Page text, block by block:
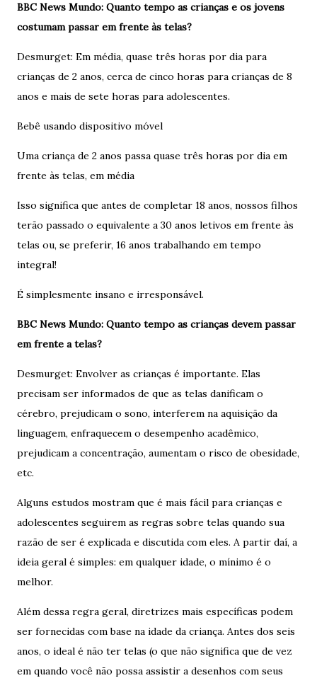
BBC News Mundo: Quanto tempo as crianças e os jovens
costumam passar em frente às telas?
Desmurget: Em média, quase três horas por dia para
crianças de 2 anos, cerca de cinco horas para crianças de 8
anos e mais de sete horas para adolescentes.
Bebê usando dispositivo móvel
Uma criança de 2 anos passa quase três horas por dia em
frente às telas, em média
Isso significa que antes de completar 18 anos, nossos filhos
terão passado o equivalente a 30 anos letivos em frente às
telas ou, se preferir, 16 anos trabalhando em tempo
integral!
É simplesmente insano e irresponsável.
BBC News Mundo: Quanto tempo as crianças devem passar
em frente a telas?
Desmurget: Envolver as crianças é importante. Elas
precisam ser informados de que as telas danificam o
cérebro, prejudicam o sono, interferem na aquisição da
linguagem, enfraquecem o desempenho acadêmico,
prejudicam a concentração, aumentam o risco de obesidade,
etc.
Alguns estudos mostram que é mais fácil para crianças e
adolescentes seguirem as regras sobre telas quando sua
razão de ser é explicada e discutida com eles. A partir daí, a
ideia geral é simples: em qualquer idade, o mínimo é o
melhor.
Além dessa regra geral, diretrizes mais específicas podem
ser fornecidas com base na idade da criança. Antes dos seis
anos, o ideal é não ter telas (o que não significa que de vez
em quando você não possa assistir a desenhos com seus